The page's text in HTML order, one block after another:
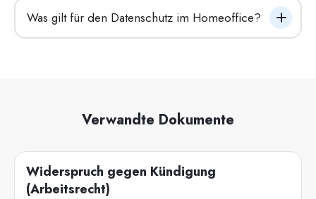
Was gilt für den Datenschutz im Homeoffice?
Verwandte Dokumente
Widerspruch gegen Kündigung
(Arbeitsrecht)